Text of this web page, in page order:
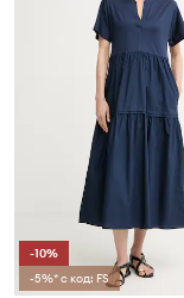
-10%
-5%* с код: FS